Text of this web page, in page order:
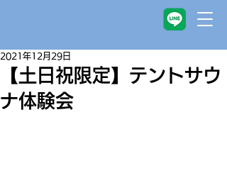
【土日祝限定】テントサウ
ナ体験会
2021年12月29日